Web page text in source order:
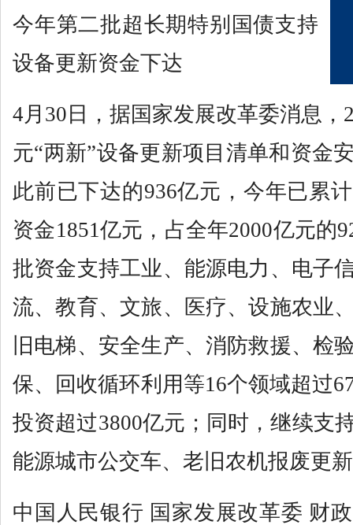
今年第二批超长期特别国债支持
设备更新资金下达
4月30日，据国家发展改革委消息，
元“两新”设备更新项目清单和资金
此前已下达的936亿元，今年已累
资金1851亿元，占全年2000亿元的
批资金支持工业、能源电力、电子
流、教育、文旅、医疗、设施农业
旧电梯、安全生产、消防救援、检
保、回收循环利用等16个领域超过
投资超过3800亿元；同时，继续支
能源城市公交车、老旧农机报废更
中国人民银行 国家发展改革委 财